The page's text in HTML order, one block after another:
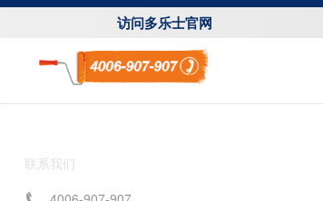
访问多乐士官网
联系我们